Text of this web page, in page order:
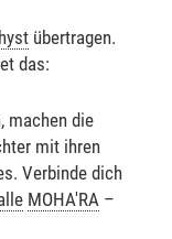
übertragen.
das:
machen die
mit ihren
Verbinde dich
MOHA'RA –